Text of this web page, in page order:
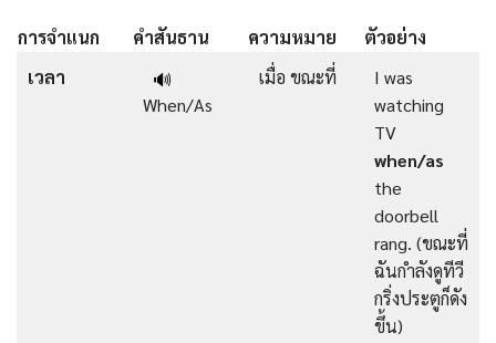
การจำแนก คำสันธาน ความหมาย
ตัวอย่าง
เวลา
🔊
When/As
เมื่อ ขณะที่
I was
watching
TV
when/as
the
doorbell
rang. (ขณะที่
ฉันกำลังดูทีวี
กริ่งประตูก็ดัง
ขึ้น)